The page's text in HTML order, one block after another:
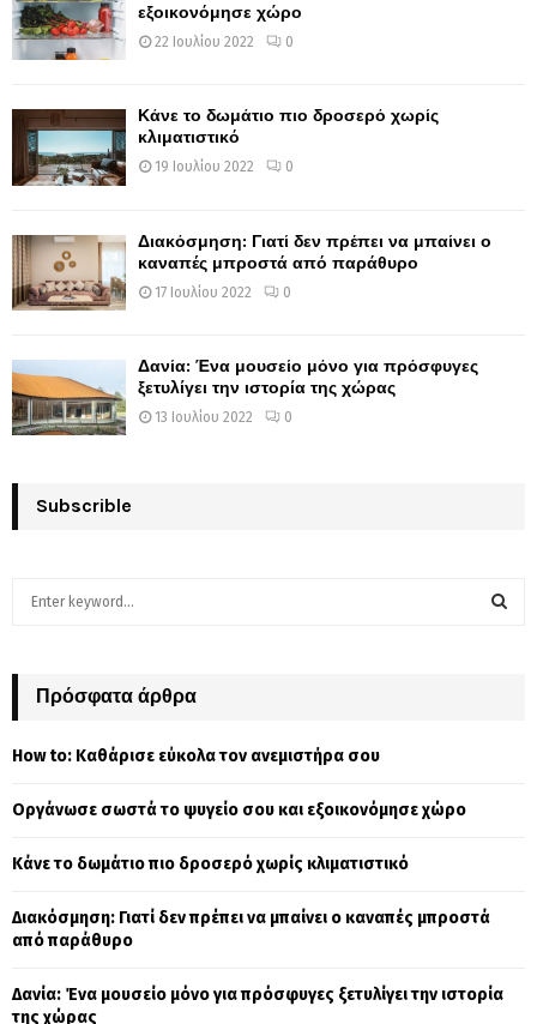
εξοικονόμησε χώρο
22 Ιουλίου 2022 0
Κάνε το δωμάτιο πιο δροσερό χωρίς
κλιματιστικό
19 Ιουλίου 2022 0
Διακόσμηση: Γιατί δεν πρέπει να μπαίνει ο
καναπές μπροστά από παράθυρο
17 Ιουλίου 2022 0
Δανία: Ένα μουσείο μόνο για πρόσφυγες
ξετυλίγει την ιστορία της χώρας
13 Ιουλίου 2022 0
Subscrible
h
o
:
Πρόσφατα άρθρα
How to: Καθάρισε εύκολα τον ανεμιστήρα σου
Οργάνωσε σωστά το ψυγείο σου και εξοικονόμησε χώρο
Κάνε το δωμάτιο πιο δροσερό χωρίς κλιματιστικό
Διακόσμηση: Γιατί δεν πρέπει να μπαίνει ο καναπές μπροστά
από παράθυρο
Δανία: Ένα μουσείο μόνο για πρόσφυγες ξετυλίγει την ιστορία
της χώρας